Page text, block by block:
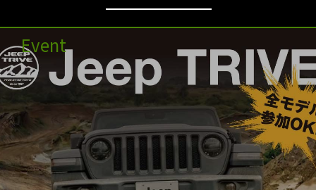
Event